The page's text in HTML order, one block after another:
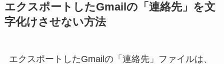
エクスポートしたGmailの「連絡先」を文
字化けさせない方法
エクスポートしたGmailの「連絡先」ファイルは、